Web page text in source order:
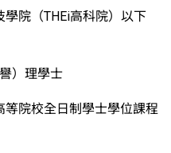
中一科為公民與社會發展
得「達標」成績，以及在
目（包括中國語文和英國
。另外，數學科延伸部分
以上成績亦被接受為一般
請人同時持有單元一及單
算成績較佳的一個單元。
文憑（於2017/18學年或
院（THEi高科院）以下
）理學士
院校全日制學士學位課程